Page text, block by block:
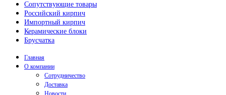
Сопутствующие товары
Российский кирпич
Импортный кирпич
Керамические блоки
Брусчатка
Главная
О компании
Сотрудничество
Доставка